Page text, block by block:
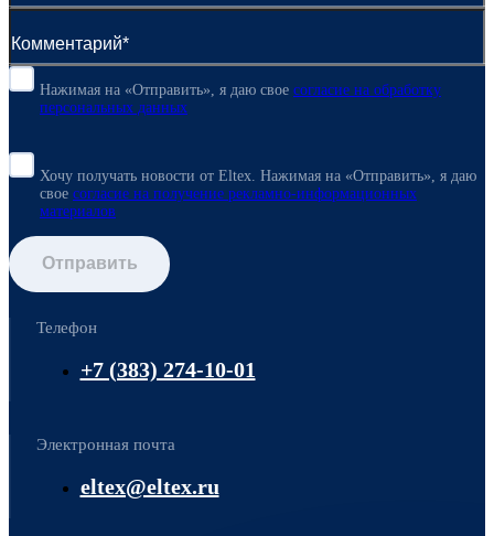
Нажимая на «Отправить», я даю свое согласие на обработку
персональных данных
Хочу получать новости от Eltex. Нажимая на «Отправить», я даю
свое согласие на получение рекламно-информационных
материалов
Отправить
Телефон
+7 (383) 274-10-01
Электронная почта
eltex@eltex.ru